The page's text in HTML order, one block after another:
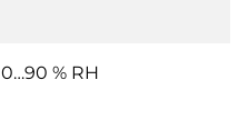
0…90 % RH